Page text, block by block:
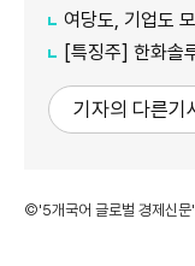
여당도, 기업도 모두 '불
[특징주] 한화솔루션, 김
기자의 다른기
©'5개국어 글로벌 경제신문'